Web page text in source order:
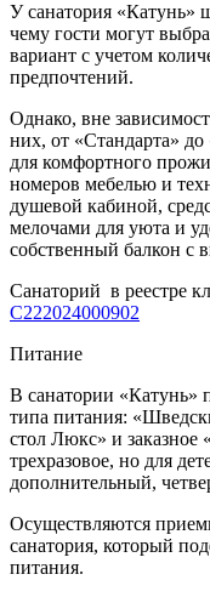
У санатория «Катунь»
чему гости могут
вариант с учетом
предпочтений.
Однако, вне
них, от «Стандарта»
для комфортного
номеров мебелью и
душевой кабиной,
мелочами для уюта и
собственный балкон с
Санаторий в реестре
С222024000902
Питание
В санатории «Катунь»
типа питания:
стол Люкс» и
трехразовое, но для
дополнительный,
Осуществляются
санатория, который
питания.